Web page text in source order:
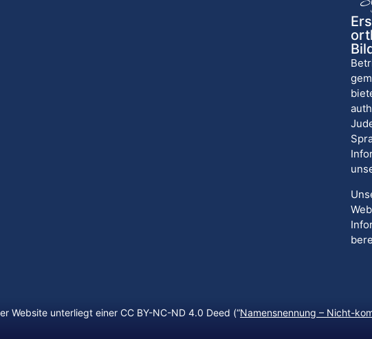
Website unterliegt einer CC BY-NC-ND 4.0 Deed (“Namensnennung – Nicht-